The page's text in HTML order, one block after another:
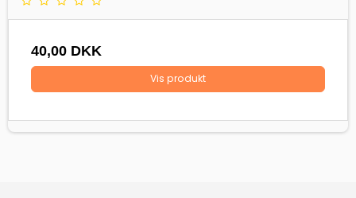
40,00 DKK
Vis produkt